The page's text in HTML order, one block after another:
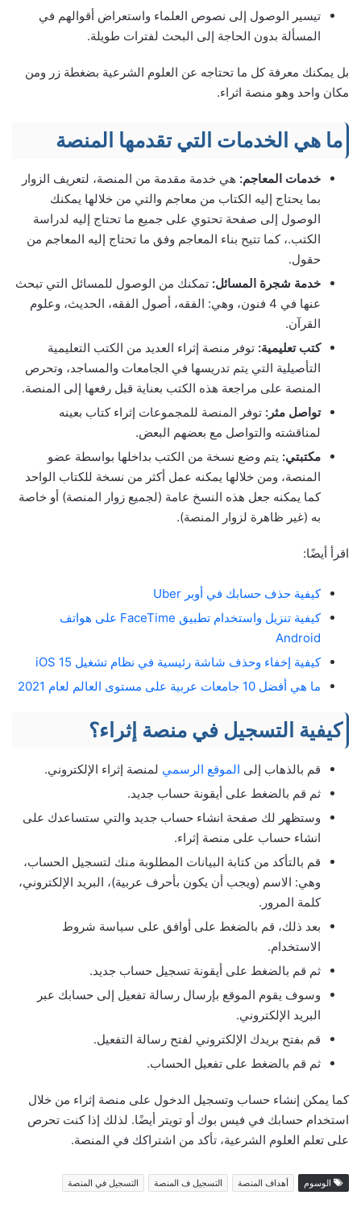
تيسير الوصول إلى نصوص العلماء واستعراض أقوالهم في
المسألة بدون الحاجة إلى البحث لفترات طويلة.
بل يمكنك معرفة كل ما تحتاجه عن العلوم الشرعية بضغطة زر ومن
مكان واحد وهو منصة اثراء.
ما هي الخدمات التي تقدمها المنصة
خدمات المعاجم: هي خدمة مقدمة من المنصة، لتعريف الزوار
بما يحتاج إليه الكتاب من معاجم والتي من خلالها يمكنك
الوصول إلى صفحة تحتوي على جميع ما تحتاج إليه لدراسة
الكتب.، كما تتيح بناء المعاجم وفق ما تحتاج إليه المعاجم من
حقول.
خدمة شجرة المسائل: تمكنك من الوصول للمسائل التي تبحث
عنها في 4 فنون، وهي: الفقه، أصول الفقه، الحديث، وعلوم
القرآن.
كتب تعليمية: توفر منصة إثراء العديد من الكتب التعليمية
التأصيلية التي يتم تدريسها في الجامعات والمساجد، وتحرص
المنصة على مراجعة هذه الكتب بعناية قبل رفعها إلى المنصة.
تواصل مثر: توفر المنصة للمجموعات إثراء كتاب بعينه
لمناقشته والتواصل مع بعضهم البعض.
مكتبتي: يتم وضع نسخة من الكتب بداخلها بواسطة عضو
المنصة، ومن خلالها يمكنه عمل أكثر من نسخة للكتاب الواحد
كما يمكنه جعل هذه النسخ عامة (لجميع زوار المنصة) أو خاصة
به (غير ظاهرة لزوار المنصة).
اقرأ أيضًا:
كيفية حذف حسابك في أوبر Uber
كيفية تنزيل واستخدام تطبيق FaceTime على هواتف
Android
كيفية إخفاء وحذف شاشة رئيسية في نظام تشغيل iOS 15
ما هي أفضل 10 جامعات عربية على مستوى العالم لعام 2021
كيفية التسجيل في منصة إثراء؟
قم بالذهاب إلى الموقع الرسمي لمنصة إثراء الإلكتروني.
ثم قم بالضغط على أيقونة حساب جديد.
وستظهر لك صفحة انشاء حساب جديد والتي ستساعدك على
انشاء حساب على منصة إثراء.
قم بالتأكد من كتابة البيانات المطلوبة منك لتسجيل الحساب،
وهي: الاسم (ويجب أن يكون بأحرف عربية)، البريد الإلكتروني،
كلمة المرور.
بعد ذلك، قم بالضغط على أوافق على سياسة شروط
الاستخدام.
ثم قم بالضغط على أيقونة تسجيل حساب جديد.
وسوف يقوم الموقع بإرسال رسالة تفعيل إلى حسابك عبر
البريد الإلكتروني.
قم بفتح بريدك الإلكتروني لفتح رسالة التفعيل.
ثم قم بالضغط على تفعيل الحساب.
كما يمكن إنشاء حساب وتسجيل الدخول على منصة إثراء من خلال
استخدام حسابك في فيس بوك أو تويتر أيضًا. لذلك إذا كنت تحرص
على تعلم العلوم الشرعية، تأكد من اشتراكك في المنصة.
الوسوم أهداف المنصة التسجيل ف المنصة التسجيل في المنصة